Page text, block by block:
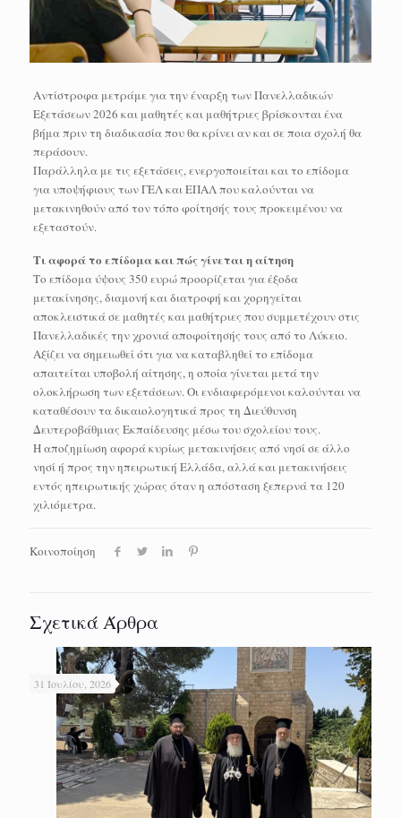
Αντίστροφα μετράμε για την έναρξη των Πανελλαδικών
Εξετάσεων 2026 και μαθητές και μαθήτριες βρίσκονται ένα
βήμα πριν τη διαδικασία που θα κρίνει αν και σε ποια σχολή θα
περάσουν.
Παράλληλα με τις εξετάσεις, ενεργοποιείται και το επίδομα
για υποψήφιους των ΓΕΛ και ΕΠΑΛ που καλούνται να
μετακινηθούν από τον τόπο φοίτησής τους προκειμένου να
εξεταστούν.
Τι αφορά το επίδομα και πώς γίνεται η αίτηση
Το επίδομα ύψους 350 ευρώ προορίζεται για έξοδα
μετακίνησης, διαμονή και διατροφή και χορηγείται
αποκλειστικά σε μαθητές και μαθήτριες που συμμετέχουν στις
Πανελλαδικές την χρονιά αποφοίτησής τους από το Λύκειο.
Αξίζει να σημειωθεί ότι για να καταβληθεί το επίδομα
απαιτείται υποβολή αίτησης, η οποία γίνεται μετά την
ολοκλήρωση των εξετάσεων. Οι ενδιαφερόμενοι καλούνται να
καταθέσουν τα δικαιολογητικά προς τη Διεύθυνση
Δευτεροβάθμιας Εκπαίδευσης μέσω του σχολείου τους.
Η αποζημίωση αφορά κυρίως μετακινήσεις από νησί σε άλλο
νησί ή προς την ηπειρωτική Ελλάδα, αλλά και μετακινήσεις
εντός ηπειρωτικής χώρας όταν η απόσταση ξεπερνά τα 120
χιλιόμετρα.
Κοινοποίηση
Σχετικά Άρθρα
31 Ιουλίου, 2026